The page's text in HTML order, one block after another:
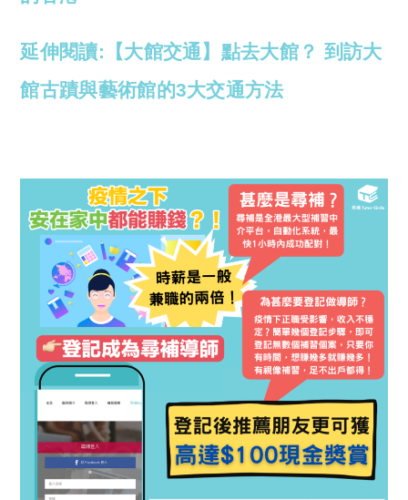
延伸閱讀:【大館交通】點去大館？ 到訪大
館古蹟與藝術館的3大交通方法